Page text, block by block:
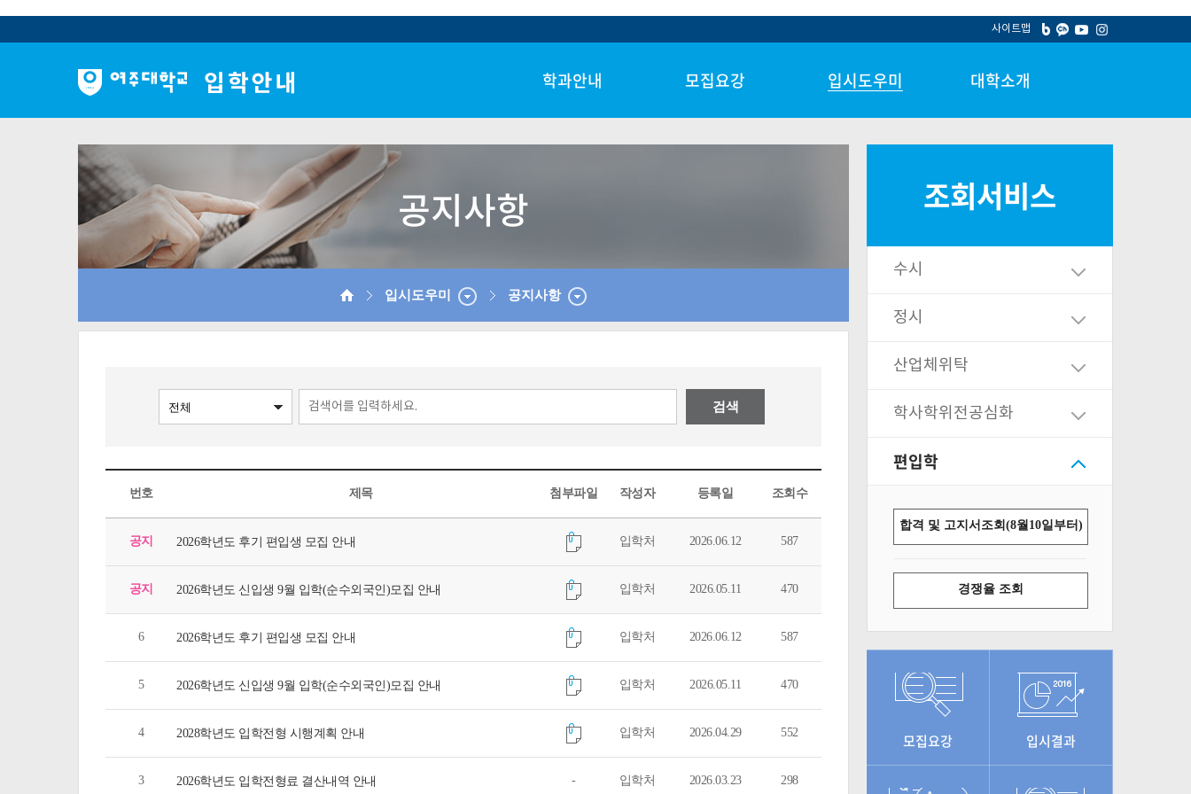
사이트맵
학과안내 모집요강 입시도우미
입시자료 [양식다운]
선행학습 영향평가 결과
대학소개
홍보동영상
장학정보
공지사항
입시도우미 공지사항
검색
번호 제목 첨부파일 작성자 등록일 조회수
공지 2026학년도 후기 편입생 모집 안내 입학처 2026.06.12 587
공지 2026학년도 신입생 9월 입학(순수외국인)모집 안내 입학처 2026.05.11 470
6 2026학년도 후기 편입생 모집 안내 입학처 2026.06.12 587
5 2026학년도 신입생 9월 입학(순수외국인)모집 안내 입학처 2026.05.11 470
4 2028학년도 입학전형 시행계획 안내 입학처 2026.04.29 552
3 2026학년도 입학전형료 결산내역 안내 - 입학처 2026.03.23 298
조회서비스
수시
정시
산업체위탁
학사학위전공심화
편입학
합격 및 고지서조회(8월10일부터)
경쟁율 조회
모집요강 입시결과